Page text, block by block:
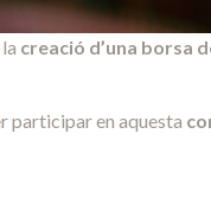
creació d’una borsa
participar en aquesta